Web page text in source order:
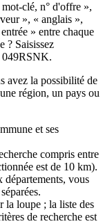
clé, n° d'offre »,
», « anglais »,
» entre chaque
? Saisissez
049RSNK.
avez la possibilité de
région, un pays ou
et ses
compris entre
est de 10 km).
départements, vous
la loupe ; la liste des
de recherche est